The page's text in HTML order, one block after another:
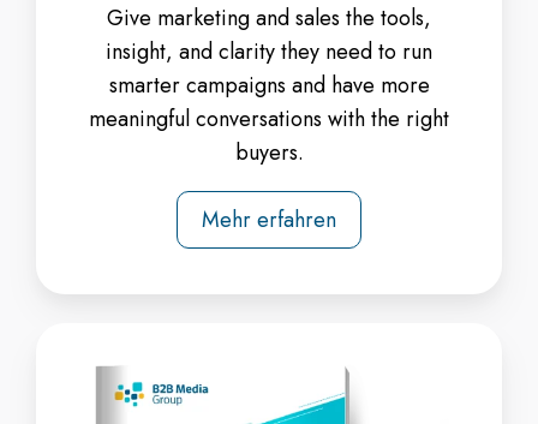
Give marketing and sales the tools,
insight, and clarity they need to run
smarter campaigns and have more
meaningful conversations with the right
buyers.
Mehr erfahren
Buyers